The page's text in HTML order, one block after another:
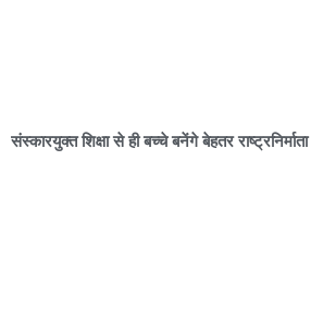
संस्कारयुक्त शिक्षा से ही बच्चे बनेंगे बेहतर राष्ट्रनिर्माता